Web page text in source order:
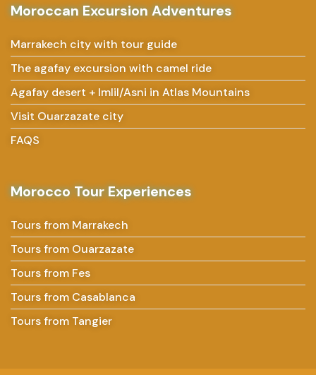
Moroccan Excursion Adventures
Marrakech city with tour guide
The agafay excursion with camel ride
Agafay desert + Imlil/Asni in Atlas Mountains
Visit Ouarzazate city
FAQS
Morocco Tour Experiences
Tours from Marrakech
Tours from Ouarzazate
Tours from Fes
Tours from Casablanca
Tours from Tangier